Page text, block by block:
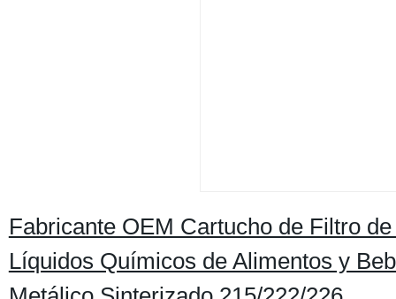
Fabricante OEM Cartucho de Filtro
Líquidos Químicos de Alimentos y